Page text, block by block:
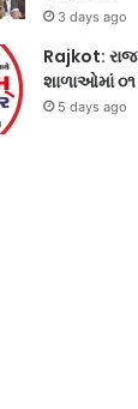
3 days ago
Rajkot:
શાળાઓમાં
5 days ago